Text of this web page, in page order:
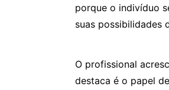
porque o indivíduo
suas possibilidades
O profissional
destaca é o papel